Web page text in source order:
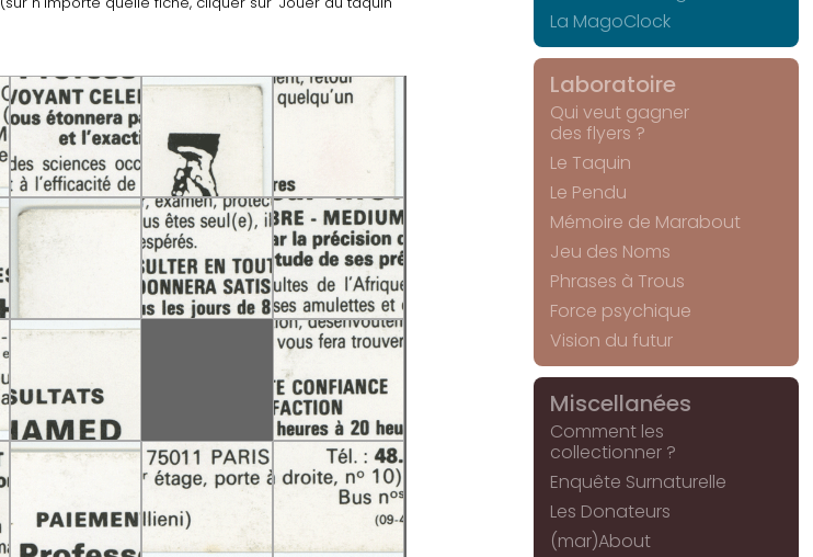
La MagoClock
Laboratoire
Qui veut gagner
des flyers ?
Le Taquin
Le Pendu
Mémoire de Marabout
Jeu des Noms
Phrases à Trous
Force psychique
Vision du futur
Miscellanées
Comment les
collectionner ?
Enquête Surnaturelle
Les Donateurs
(mar)About